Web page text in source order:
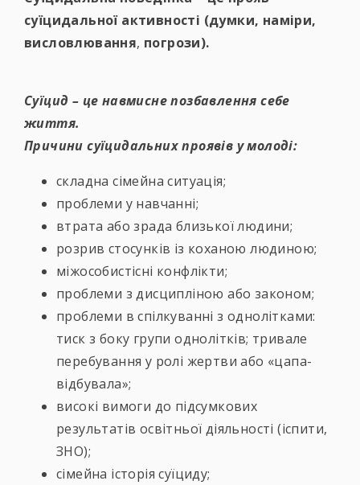
суїцидальної активності (думки, наміри,
висловлювання, погрози).
Суїцид – це навмисне позбавлення себе
життя.
Причини суїцидальних проявів у молоді:
складна сімейна ситуація;
проблеми у навчанні;
втрата або зрада близької людини;
розрив стосунків із коханою людиною;
міжособистісні конфлікти;
проблеми з дисципліною або законом;
проблеми в спілкуванні з однолітками:
тиск з боку групи однолітків; тривале
перебування у ролі жертви або «цапа-
відбувала»;
високі вимоги до підсумкових
результатів освітньої діяльності (іспити,
ЗНО);
сімейна історія суїциду;